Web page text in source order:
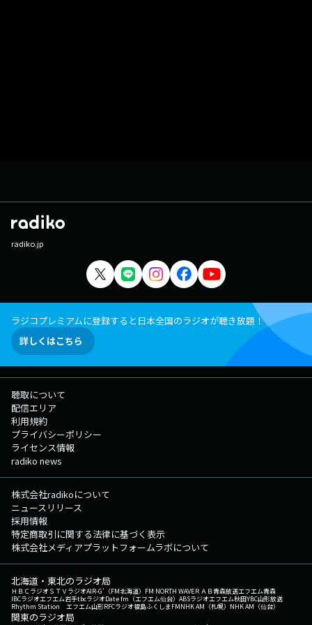
radiko.jp
ラジコプレミアムに登録すると日本全国のラジオが聴き放題！
詳しくはこちら
聴取について
配信エリア
利用規約
プライバシーポリシー
ライセンス情報
radiko news
株式会社radikoについて
ニュースリリース
採用情報
特定商取引に関する法律に基づく表示
株式会社メディアプラットフォームラボについて
北海道・東北のラジオ局
ＨＢＣラジオＳＴＶラジオAIR-G'（FM北海道） FM NORTH WAVEＲＡＢ青森放送エフエム青森
IBCラジオエフエム岩手tbcラジオDate fm（エフエム仙台） ABSラジオエフエム秋田YBC山形放送
Rhythm Station エフエム山形RFCラジオ福島ふくしまFMNHK AM（札幌） NHK AM（仙台）
関東のラジオ局